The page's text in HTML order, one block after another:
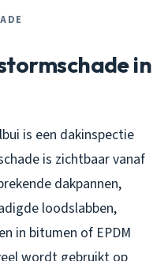
in
is een dakinspectie
is zichtbaar vanaf
dakpannen,
loodslabben,
in bitumen of EPDM